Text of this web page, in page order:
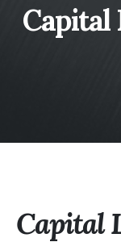
Capital
Capital